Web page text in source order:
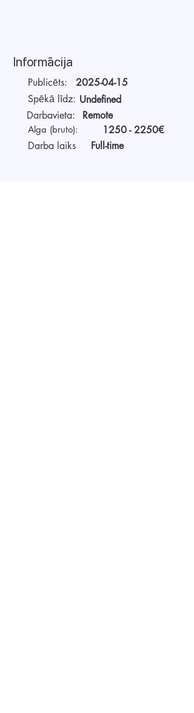
Informācija
Publicēts:
2025-04-15
Spēkā līdz: Undefined
Darbavieta:
Remote
Alga (bruto): 1250 - 2250€
Darba laiks
Full-time